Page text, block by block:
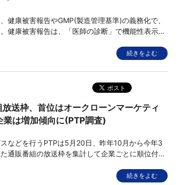
健康被害報告やGMP(製造管理基準)の義務化で、
健康被害報告は、「医師の診断」で機能性表示食
る。食品表示基準など内閣府令等による対応を前
続きをよむ
送枠、首位はオークローンマーケティ
は増加傾向に(PTP調査)
などを行うPTPは5月20日、昨年10月から今年3
通販番組の放送枠を集計して企業ごとに順位付け
数で首位だったオークローンマーケティングを含
続きをよむ